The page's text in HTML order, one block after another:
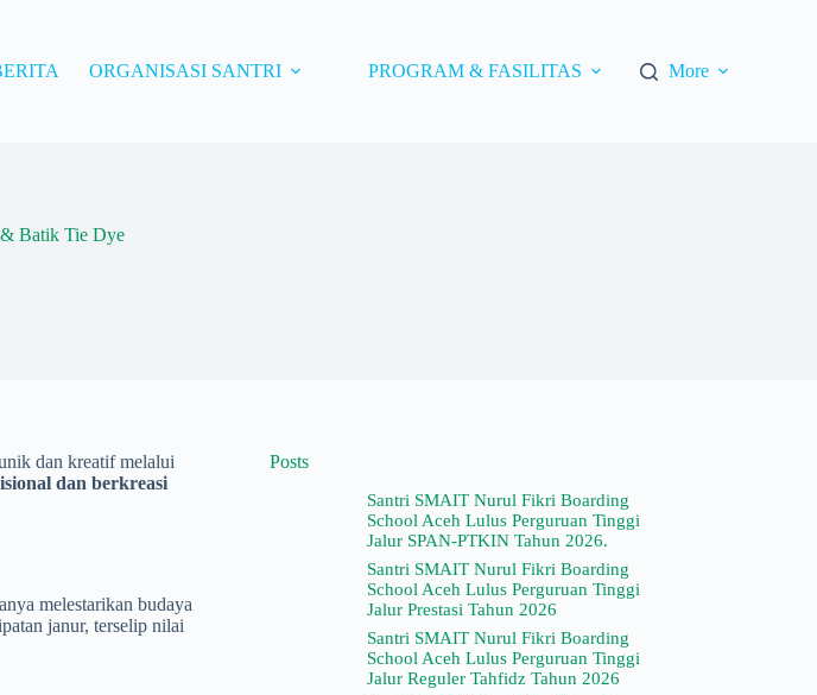
ORGANISASI SANTRI PROGRAM & FASILITAS More
Batik Tie Dye
dan kreatif melalui
dan berkreasi
melestarikan budaya
janur, terselip nilai
Posts
Santri SMAIT Nurul Fikri Boarding
School Aceh Lulus Perguruan Tinggi
Jalur SPAN-PTKIN Tahun 2026.
Santri SMAIT Nurul Fikri Boarding
School Aceh Lulus Perguruan Tinggi
Jalur Prestasi Tahun 2026
Santri SMAIT Nurul Fikri Boarding
School Aceh Lulus Perguruan Tinggi
Jalur Reguler Tahfidz Tahun 2026